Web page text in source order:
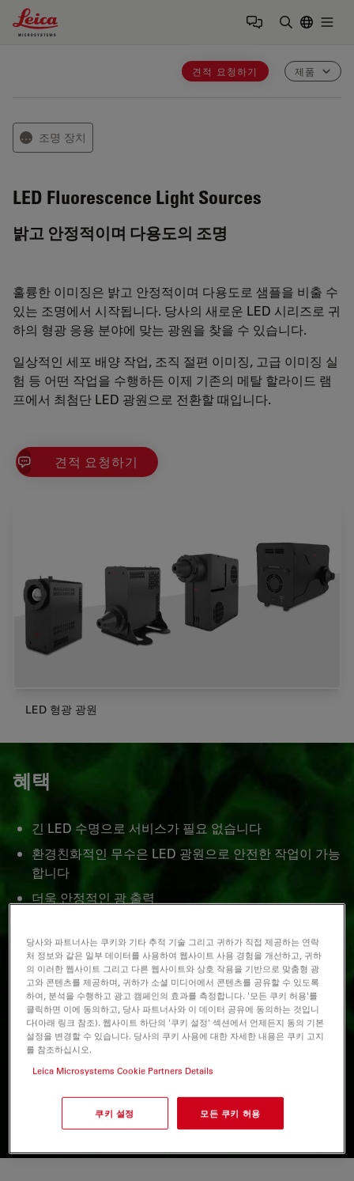
Leica Microsystems Logo
견적 요청하기 제품
⋯ 조명 장치
LED Fluorescence Light Sources
밝고 안정적이며 다용도의 조명
훌륭한 이미징은 밝고 안정적이며 다용도로 샘플을 비출 수
있는 조명에서 시작됩니다. 당사의 새로운 LED 시리즈로 귀
하의 형광 응용 분야에 맞는 광원을 찾을 수 있습니다.
일상적인 세포 배양 작업, 조직 절편 이미징, 고급 이미징 실
험 등 어떤 작업을 수행하든 이제 기존의 메탈 할라이드 램
프에서 최첨단 LED 광원으로 전환할 때입니다.
견적 요청하기
LED 형광 광원
혜택
긴 LED 수명으로 서비스가 필요 없습니다
환경친화적인 무수은 LED 광원으로 안전한 작업이 가능
합니다
더욱 안정적인 광 출력
여러분의 니즈에 맞는 광원 선택이 가능합니다.
당사와 파트너사는 쿠키와 기타 추적 기술 그리고 귀하가 직접 제공하는 연락
처 정보와 같은 일부 데이터를 사용하여 웹사이트 사용 경험을 개선하고, 귀하
의 이러한 웹사이트 그리고 다른 웹사이트와 상호 작용을 기반으로 맞춤형 광
고와 콘텐츠를 제공하며, 귀하가 소셜 미디어에서 콘텐츠를 공유할 수 있도록
하여, 분석을 수행하고 광고 캠페인의 효과를 측정합니다. '모든 쿠키 허용'를
클릭하면 이에 동의하고, 당사 파트너사와 이 데이터 공유에 동의하는 것입니
다(아래 링크 참조). 웹사이트 하단의 '쿠키 설정' 섹션에서 언제든지 동의 기본
설정을 변경할 수 있습니다. 당사의 쿠키 사용에 대한 자세한 내용은 쿠키 고지
를 참조하십시오.
Leica Microsystems Cookie Partners Details
쿠키 설정 모든 쿠키 허용